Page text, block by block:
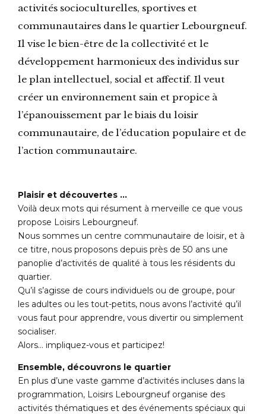
activités socioculturelles, sportives et
communautaires dans le quartier Lebourgneuf.
Il vise le bien-être de la collectivité et le
développement harmonieux des individus sur
le plan intellectuel, social et affectif. Il veut
créer un environnement sain et propice à
l’épanouissement par le biais du loisir
communautaire, de l’éducation populaire et de
l’action communautaire.
Plaisir et découvertes …
Voilà deux mots qui résument à merveille ce que vous
propose Loisirs Lebourgneuf.
Nous sommes un centre communautaire de loisir, et à
ce titre, nous proposons depuis près de 50 ans une
panoplie d’activités de qualité à tous les résidents du
quartier.
Qu’il s’agisse de cours individuels ou de groupe, pour
les adultes ou les tout-petits, nous avons l’activité qu’il
vous faut pour apprendre, vous divertir ou simplement
socialiser.
Alors… impliquez-vous et participez!
Ensemble, découvrons le quartier
En plus d’une vaste gamme d’activités incluses dans la
programmation, Loisirs Lebourgneuf organise des
activités thématiques et des événements spéciaux qui